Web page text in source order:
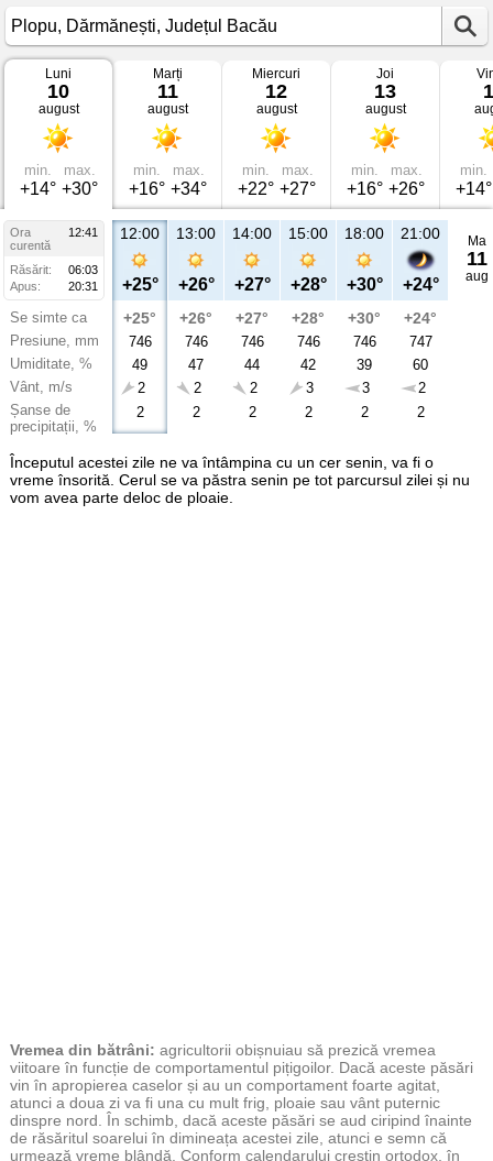
Vremea
Plopu
Dărmănești,
Județul
Bacău
Luni
10
august
min.
+14°
max.
+30°
Marți
11
august
min.
+16°
max.
+34°
Miercuri
12
august
min.
+22°
max.
+27°
Joi
13
august
min.
+16°
max.
+26°
min.
+14°
Ora
12:41
curentă
Răsărit:
06:03
Apus:
20:31
Se simte ca
Presiune, mm
Umiditate, %
Vânt, m/s
Șanse de
precipitații, %
12:00
+25°
+25°
746
49
2
2
13:00
+26°
+26°
746
47
2
2
14:00
+27°
+27°
746
44
2
2
15:00
+28°
+28°
746
42
3
2
18:00
+30°
+30°
746
39
3
2
21:00
+24°
+24°
747
60
2
2
Ma
11
aug
Începutul acestei zile ne va întâmpina cu un cer senin, va fi o
vreme însorită. Cerul se va păstra senin pe tot parcursul zilei și nu
vom avea parte deloc de ploaie.
Vremea din bătrâni: agricultorii obișnuiau să prezică vremea
viitoare în funcție de comportamentul pițigoilor. Dacă aceste păsări
vin în apropierea caselor și au un comportament foarte agitat,
atunci a doua zi va fi una cu mult frig, ploaie sau vânt puternic
dinspre nord. În schimb, dacă aceste păsări se aud ciripind înainte
de răsăritul soarelui în dimineața acestei zile, atunci e semn că
urmează vreme blândă. Conform calendarului creștin ortodox, în